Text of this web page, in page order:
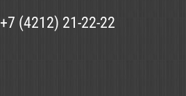
+7 (4212) 21-22-22